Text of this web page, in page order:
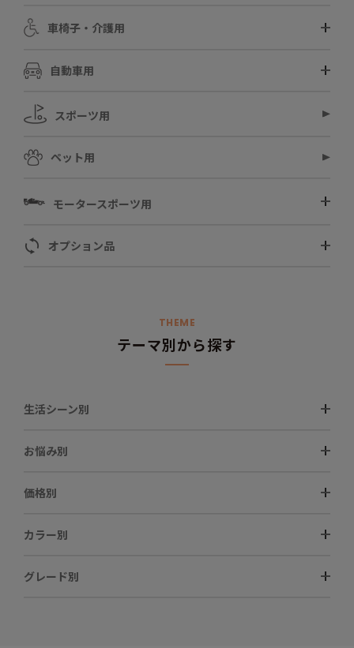
車椅子・介護用
自動車用
スポーツ用
ペット用
モータースポーツ用
オプション品
THEME
テーマ別から探す
生活シーン別
お悩み別
価格別
カラー別
グレード別